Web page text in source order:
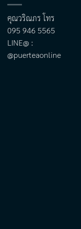
คุณวริณภร โทร
095 946 5565
LINE@ :
@puerteaonline